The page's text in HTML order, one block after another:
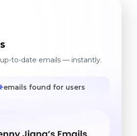
to-date emails — instantly.
emails found for users